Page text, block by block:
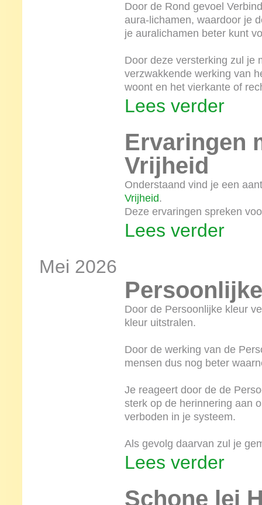
Door de Rond gevoel
aura-lichamen, waardoor je
je auralichamen beter kunt
Door deze versterking zul je
verzwakkende werking van
woont en het vierkante of
Lees verder
Ervaringen
Vrijheid
Onderstaand vind je een
Vrijheid.
Deze ervaringen spreken
Lees verder
Mei 2026
Door de Persoonlijke kleur
kleur uitstralen.
Door de werking van de
mensen dus nog beter
Je reageert door de de
sterk op de herinnering aan
verboden in je systeem.
Als gevolg daarvan zul je
Lees verder
Schone lei